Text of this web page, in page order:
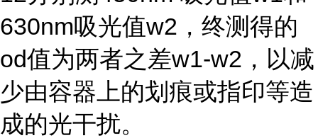
630nm吸光值w2 ，终测得的
od值为两者之差w1-w2 ，以减
少由容器上的划痕或指印等造
成的光干扰。